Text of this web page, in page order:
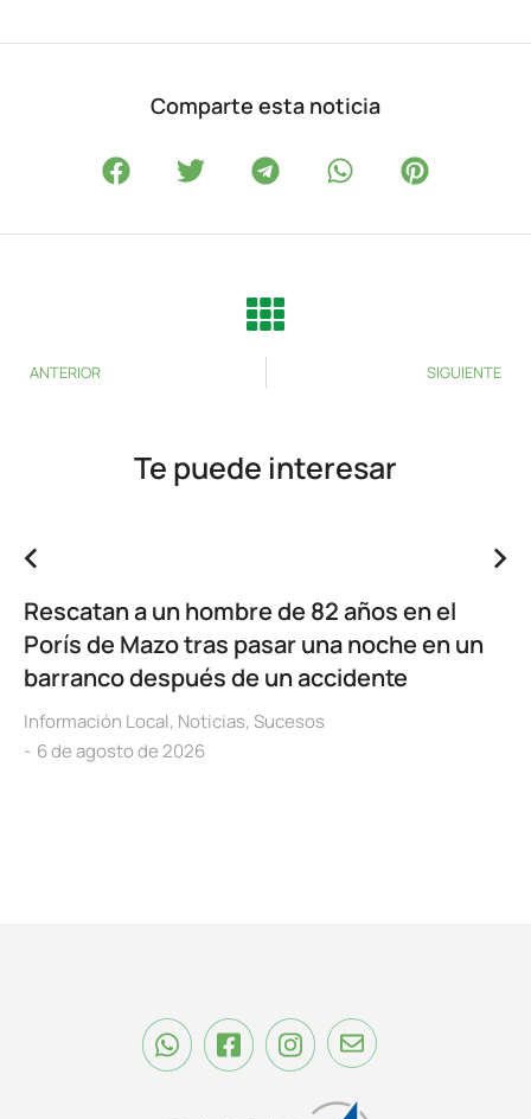
Comparte esta noticia
ANTERIOR SIGUIENTE
Te puede interesar
Rescatan a un hombre de 82 años en el
Porís de Mazo tras pasar una noche en un
barranco después de un accidente
Información Local, Noticias, Sucesos
6 de agosto de 2026